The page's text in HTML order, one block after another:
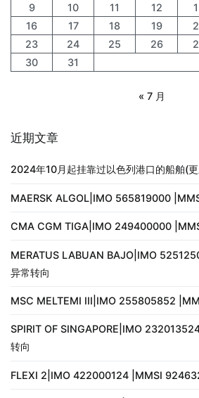
9
10 11 12
16
17 18 19
23
24 25 26
30
31
« 7 月
近期文章
2024年10月起挂靠过以色列港口的船舶(
MAERSK ALGOL|IMO 565819000
CMA CGM TIGA|IMO 249400000
MERATUS LABUAN BAJO|IMO
异常转向
MSC MELTEMI III|IMO 255805852
SPIRIT OF SINGAPORE|IMO
转向
FLEXI 2|IMO 422000124 |MMSI